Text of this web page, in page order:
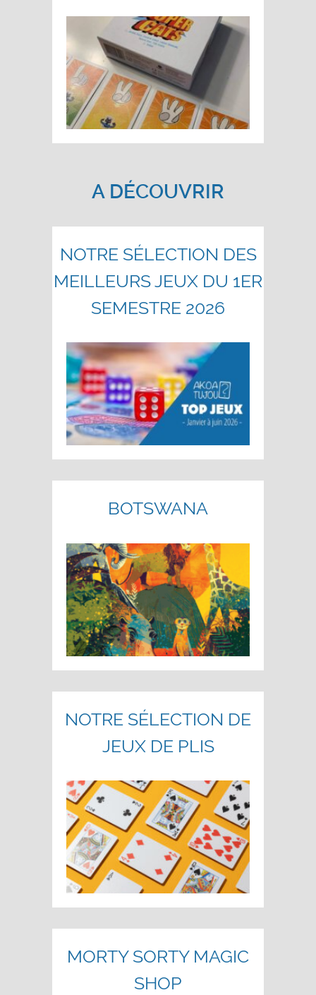
A DÉCOUVRIR
NOTRE SÉLECTION DES
MEILLEURS JEUX DU 1ER
SEMESTRE 2026
BOTSWANA
NOTRE SÉLECTION DE
JEUX DE PLIS
MORTY SORTY MAGIC
SHOP